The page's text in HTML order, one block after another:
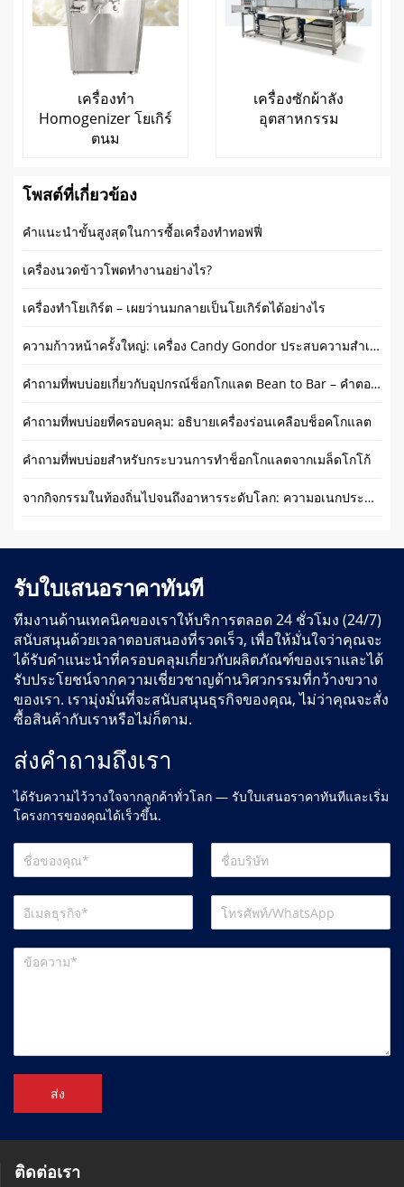
เครื่องทำ
Homogenizer โยเกิร์
ตนม
เครื่องซักผ้าลัง
อุตสาหกรรม
โพสต์ที่เกี่ยวข้อง
คำแนะนำขั้นสูงสุดในการซื้อเครื่องทำทอฟฟี่
เครื่องนวดข้าวโพดทำงานอย่างไร?
เครื่องทำโยเกิร์ต – เผยว่านมกลายเป็นโยเกิร์ตได้อย่างไร
ความก้าวหน้าครั้งใหญ่: เครื่อง Candy Gondor ประสบความสำเร็จในการลงทะเบียนด้วยใบรับรอง CE
คำถามที่พบบ่อยเกี่ยวกับอุปกรณ์ช็อกโกแลต Bean to Bar – คำตอบจากผู้เชี่ยวชาญ
คำถามที่พบบ่อยที่ครอบคลุม: อธิบายเครื่องร่อนเคลือบช็อคโกแลต
คำถามที่พบบ่อยสำหรับกระบวนการทำช็อกโกแลตจากเมล็ดโกโก้
จากกิจกรรมในท้องถิ่นไปจนถึงอาหารระดับโลก: ความอเนกประสงค์ของตัวอย่างอาหารทรงกลม
รับใบเสนอราคาทันที
ทีมงานด้านเทคนิคของเราให้บริการตลอด 24 ชั่วโมง (24/7)
สนับสนุนด้วยเวลาตอบสนองที่รวดเร็ว, เพื่อให้มั่นใจว่าคุณจะ
ได้รับคำแนะนำที่ครอบคลุมเกี่ยวกับผลิตภัณฑ์ของเราและได้
รับประโยชน์จากความเชี่ยวชาญด้านวิศวกรรมที่กว้างขวาง
ของเรา. เรามุ่งมั่นที่จะสนับสนุนธุรกิจของคุณ, ไม่ว่าคุณจะสั่ง
ซื้อสินค้ากับเราหรือไม่ก็ตาม.
ส่งคำถามถึงเรา
ได้รับความไว้วางใจจากลูกค้าทั่วโลก — รับใบเสนอราคาทันทีและเริ่ม
โครงการของคุณได้เร็วขึ้น.
ส่ง
ติดต่อเรา